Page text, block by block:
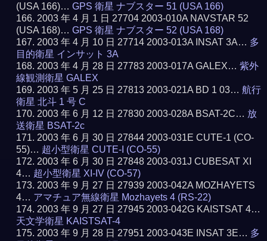
(USA 166)…GPS 衛星 ナブスター 51 (USA 166)
2003 年 4 月 1 日 27704 2003-010A NAVSTAR 52
(USA 168)…GPS 衛星 ナブスター 52 (USA 168)
2003 年 4 月 10 日 27714 2003-013A INSAT 3A… 多
目的衛星 インサット 3A
2003 年 4 月 28 日 27783 2003-017A GALEX…紫外
線観測衛星 GALEX
2003 年 5 月 25 日 27813 2003-021A BD 1 03…航行
衛星 北斗 1 号 C
2003 年 6 月 12 日 27830 2003-028A BSAT-2C… 放
送衛星 BSAT-2c
2003 年 6 月 30 日 27844 2003-031E CUTE-1 (CO-
55)… 超小型衛星 CUTE-I (CO-55)
2003 年 6 月 30 日 27848 2003-031J CUBESAT XI
4… 超小型衛星 XI-IV (CO-57)
2003 年 9 月 27 日 27939 2003-042A MOZHAYETS
4… アマチュア無線衛星 Mozhayets 4 (RS-22)
2003 年 9 月 27 日 27945 2003-042G KAISTSAT 4…
天文学衛星 KAISTSAT-4
2003 年 9 月 28 日 27951 2003-043E INSAT 3E… 多